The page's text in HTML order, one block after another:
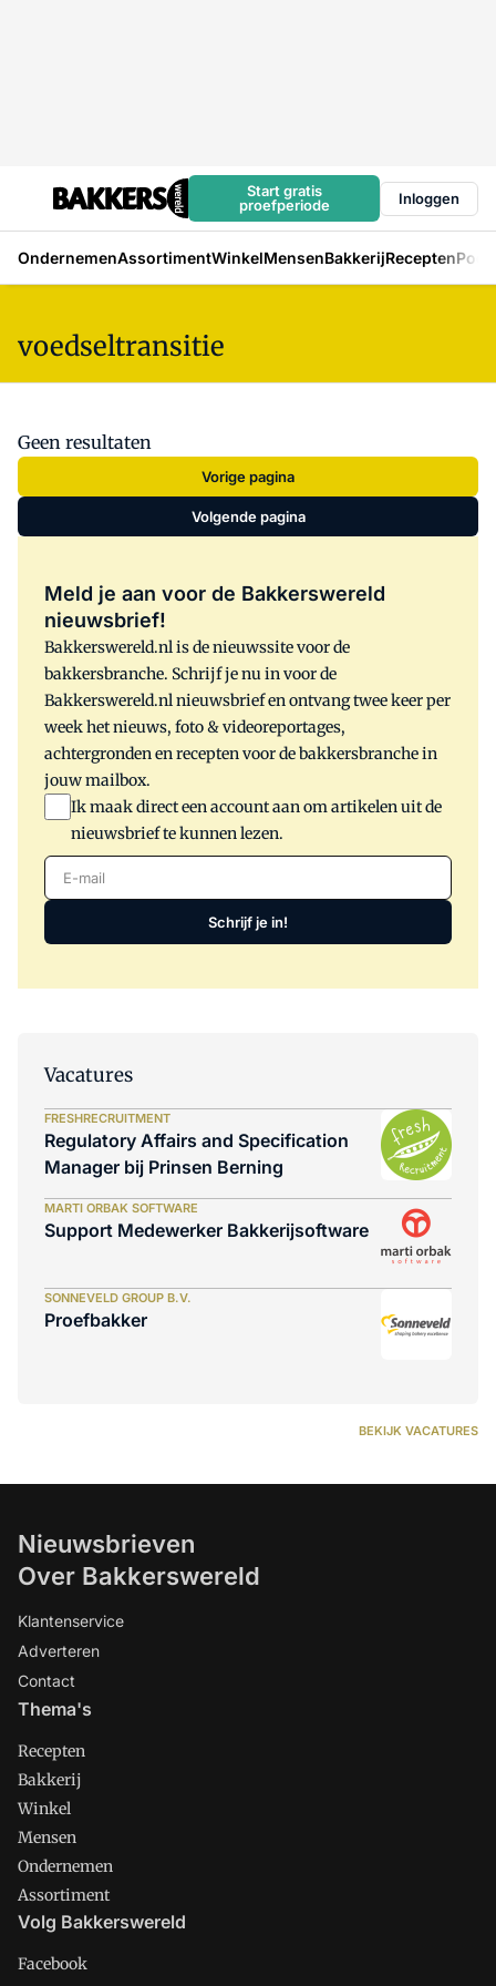
Start gratis
proefperiode
Inloggen
OndernemenAssortimentWinkelMensenBakkerijRecepten
voedseltransitie
Geen resultaten
Vorige pagina
Volgende pagina
Meld je aan voor de Bakkerswereld
nieuwsbrief!
Bakkerswereld.nl is de nieuwssite voor de
bakkersbranche. Schrijf je nu in voor de
Bakkerswereld.nl nieuwsbrief en ontvang twee keer per
week het nieuws, foto & videoreportages,
achtergronden en recepten voor de bakkersbranche in
jouw mailbox.
Ik maak direct een account aan om artikelen uit de
nieuwsbrief te kunnen lezen.
E-mail
Schrijf je in!
Vacatures
FRESHRECRUITMENT
Regulatory Affairs and Specification
Manager bij Prinsen Berning
MARTI ORBAK SOFTWARE
Support Medewerker Bakkerijsoftware
SONNEVELD GROUP B.V.
Proefbakker
BEKIJK VACATURES
Nieuwsbrieven
Over Bakkerswereld
Klantenservice
Adverteren
Contact
Thema's
Recepten
Bakkerij
Winkel
Mensen
Ondernemen
Assortiment
Volg Bakkerswereld
Facebook